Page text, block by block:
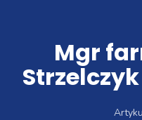
Mgr